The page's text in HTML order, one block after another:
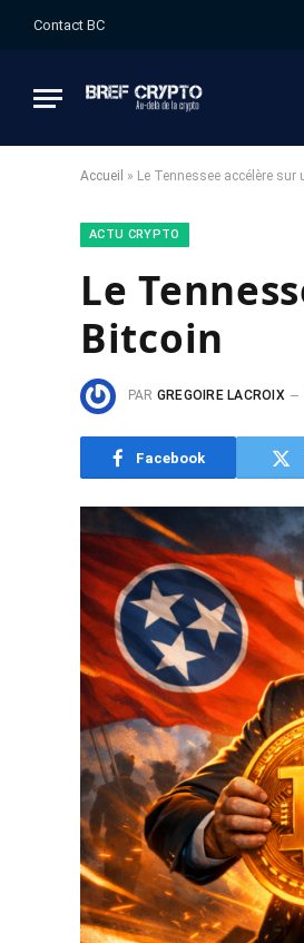
Contact BC
Accueil » Le Tennessee accélère sur
ACTU CRYPTO
Le
Bitcoin
PAR GREGOIRE LACROIX
Facebook